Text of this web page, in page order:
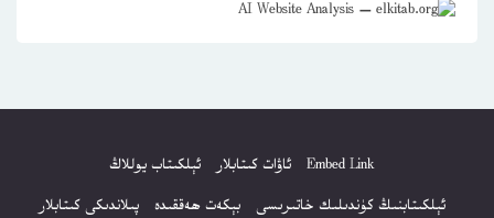
Embed Link ئاۋات كىتابلار
ئېلكىتاب يوللاڭ
ئېلكىتابنىڭ كۈندىلىك خاتىرىسى
بېكەت ھەققىدە
پىلاندىكى كىتابلار